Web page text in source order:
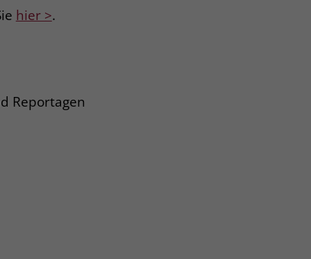
hier >.
Reportagen